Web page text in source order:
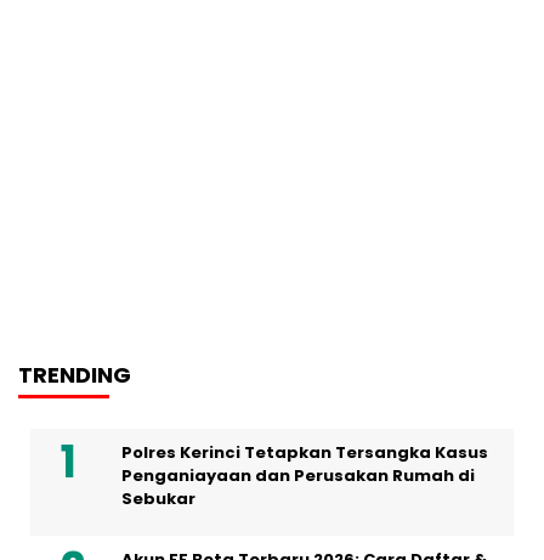
TRENDING
Polres Kerinci Tetapkan Tersangka Kasus
Penganiayaan dan Perusakan Rumah di
Sebukar